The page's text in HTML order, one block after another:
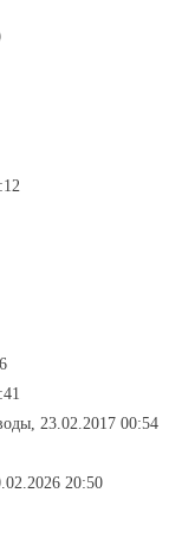
23.02.2017 00:54
20:50